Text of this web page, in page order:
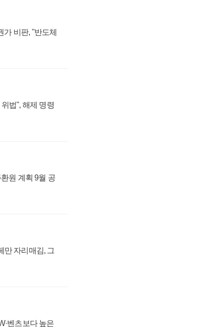
비판, "반도체
법", 해제 명령
원 계획 9월 공
만 자리매김, 그
벤츠보다 높은